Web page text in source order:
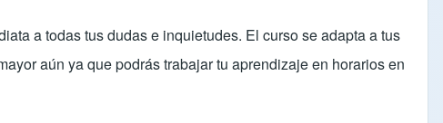
a todas tus dudas e inquietudes. El curso se adapta a tus
aún ya que podrás trabajar tu aprendizaje en horarios en